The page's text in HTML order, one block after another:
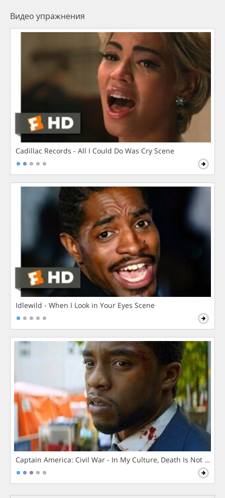
Видео упражнения
Cadillac Records - All I Could Do Was Cry Scene
Idlewild - When I Look in Your Eyes Scene
Captain America: Civil War - In My Culture, Death Is Not The